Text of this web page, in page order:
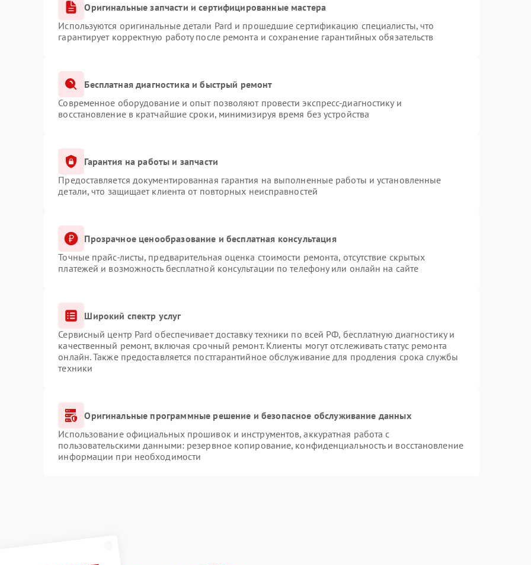
Оригинальные запчасти и сертифицированные мастера
Используются оригинальные детали Pard и прошедшие сертификацию специалисты, что
гарантирует корректную работу после ремонта и сохранение гарантийных обязательств
Бесплатная диагностика и быстрый ремонт
Современное оборудование и опыт позволяют провести экспресс-диагностику и
восстановление в кратчайшие сроки, минимизируя время без устройства
Гарантия на работы и запчасти
Предоставляется документированная гарантия на выполненные работы и установленные
детали, что защищает клиента от повторных неисправностей
Прозрачное ценообразование и бесплатная консультация
Точные прайс-листы, предварительная оценка стоимости ремонта, отсутствие скрытых
платежей и возможность бесплатной консультации по телефону или онлайн на сайте
Широкий спектр услуг
Сервисный центр Pard обеспечивает доставку техники по всей РФ, бесплатную диагностику и
качественный ремонт, включая срочный ремонт. Клиенты могут отслеживать статус ремонта
онлайн. Также предоставляется постгарантийное обслуживание для продления срока службы
техники
Оригинальные программные решение и безопасное обслуживание данных
Использование официальных прошивок и инструментов, аккуратная работа с
пользовательскими данными: резервное копирование, конфиденциальность и восстановление
информации при необходимости